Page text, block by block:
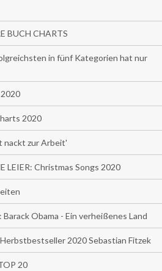
BUCH CHARTS
in fünf Kategorien hat nur
2020
nackt zur Arbeit'
LEIER: Christmas Songs 2020
Barack Obama - Ein verheißenes Land
2020 Sebastian Fitzek
20